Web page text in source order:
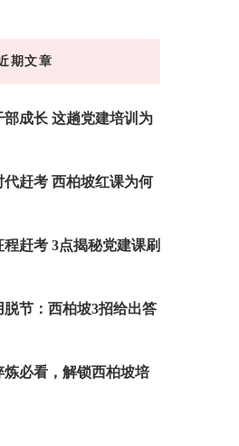
期文章
成长 这趟党建培训为
代赶考 西柏坡红课为何
赶考 3点揭秘党建课刷
节：西柏坡3招给出答
必看，解锁西柏坡培